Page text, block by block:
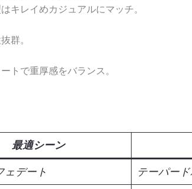
キレイめカジュアルにマッチ。
群。
トで重厚感をバランス。
最適シーン
ェデート テーパー